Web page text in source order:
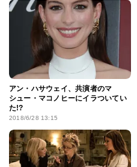
アン・ハサウェイ、共演者のマ
シュー・マコノヒーにイラついてい
た!?
2018/6/28 13:15